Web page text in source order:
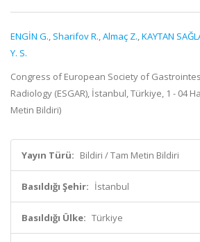
ENGİN G., Sharifov R.,Almaç Z.,KAYTAN
Y. S.
Congress of European Society of
Radiology (ESGAR), İstanbul, Türkiye, 1 - 04
Metin Bildiri)
Yayın Türü: Bildiri / Tam Metin Bildiri
Basıldığı Şehir: İstanbul
Basıldığı Ülke: Türkiye